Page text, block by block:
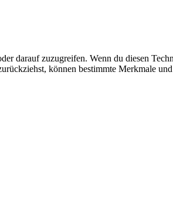
darauf zuzugreifen. Wenn du diesen
können bestimmte Merkmale